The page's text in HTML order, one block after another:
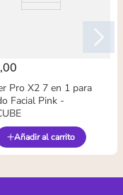
,00
Pro X2 7 en 1 para
Facial Pink -
Añadir al carrito